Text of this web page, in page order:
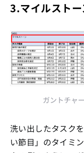
3.マイルスト
ガントチャ
洗い出したタスク
い節目」のタイミ